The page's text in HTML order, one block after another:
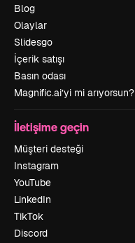
Blog
Olaylar
Slidesgo
İçerik satışı
Basın odası
Magnific.ai’yi mi arıyorsun?
İletişime geçin
Müşteri desteği
Instagram
YouTube
LinkedIn
TikTok
Discord